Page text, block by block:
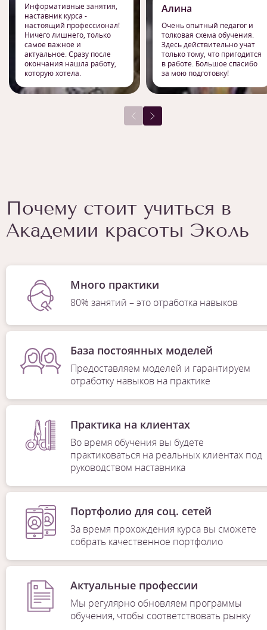
Информативные занятия,
наставник курса -
настоящий профессионал!
Ничего лишнего, только
самое важное и
актуальное. Сразу после
окончания нашла работу,
которую хотела.
Алина
Очень опытный педагог и
толковая схема обучения.
Здесь действительно учат
только тому, что пригодится
в работе. Большое спасибо
за мою подготовку!
Почему стоит учиться в
Академии красоты Эколь
Много практики
80% занятий – это отработка навыков
База постоянных моделей
Предоставляем моделей и гарантируем
отработку навыков на практике
Практика на клиентах
Во время обучения вы будете
практиковаться на реальных клиентах под
руководством наставника
Портфолио для соц. сетей
За время прохождения курса вы сможете
собрать качественное портфолио
Актуальные профессии
Мы регулярно обновляем программы
обучения, чтобы соответствовать рынку